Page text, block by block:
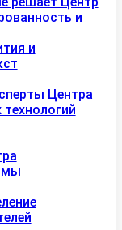
и
и
Центра